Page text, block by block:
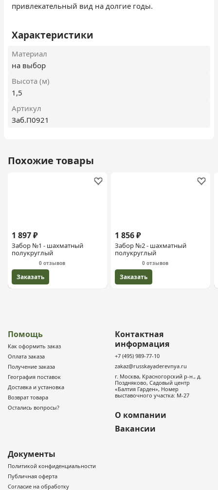
привлекательный вид на долгие годы.
Характеристики
Материал
на выбор
Высота (м)
1,5
Артикул
Заб.П0921
Похожие товары
1 897 ₽
Забор №1 - шахматный
полукруглый
0 отзывов
Заказать
1 856 ₽
Забор №2 - шахматный
полукруглый
0 отзывов
Заказать
Помощь
Как оформить заказ
Оплата заказа
Получение заказа
География поставок
Доставка и установка
Возврат товара
Остались вопросы?
Контактная
информация
+7 (495) 989-77-10
zakaz@russkayaderevnya.ru
г. Москва, Красногорский р-н., д.
Поздняково, Садовый центр
«Балтия Гарден», Номер
выставочного участка: М-27
О компании
Вакансии
Документы
Политикой конфиденциальности
Публичная оферта
Согласие на обработку